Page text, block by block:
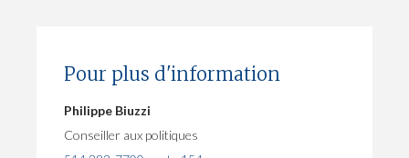
Pour plus d'information
Philippe Biuzzi
Conseiller aux politiques